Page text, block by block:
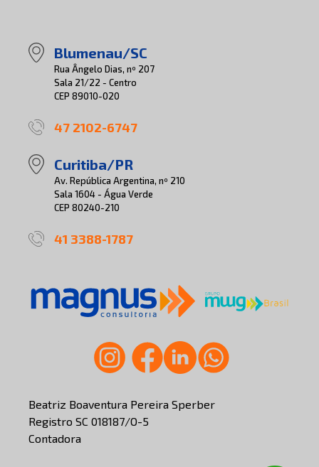
Blumenau/SC
Rua Ângelo Dias, nº 207
Sala 21/22 - Centro
CEP 89010-020
47 2102-6747
Curitiba/PR
Av. República Argentina, nº 210
Sala 1604 - Água Verde
CEP 80240-210
41 3388-1787
Beatriz Boaventura Pereira Sperber
Registro SC 018187/O-5
Contadora